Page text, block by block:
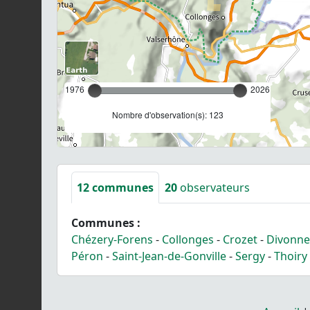
1976 2026
Nombre d'observation(s): 123
12communes 20observateurs
Communes :
Chézery-Forens - Collonges - Crozet-
Péron -Saint-Jean-de-Gonville-Sergy-Thoiry